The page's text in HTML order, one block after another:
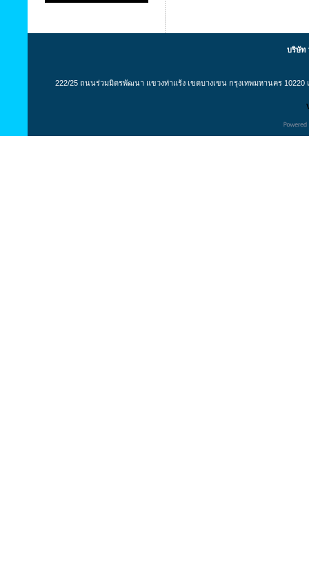
บริษัท
222/25 ถนนร่วมมิตรพัฒนา แขวงท่าแร้ง เขตบางเขน กรุงเทพมหานคร 10220